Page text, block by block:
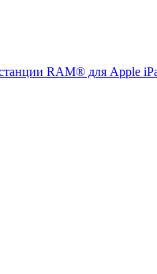
RAM® для Apple